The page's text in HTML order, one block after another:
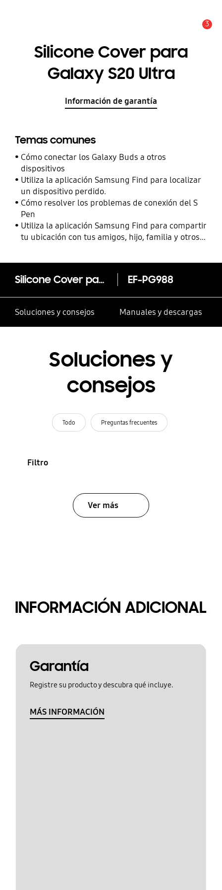
3
Silicone Cover para
Galaxy S20 Ultra
Información de garantía
Temas comunes
Cómo conectar los Galaxy Buds a otros
dispositivos
Utiliza la aplicación Samsung Find para localizar
un dispositivo perdido.
Cómo resolver los problemas de conexión del S
Pen
Utiliza la aplicación Samsung Find para compartir
tu ubicación con tus amigos, hijo, familia y otros
Silicone Cover para Galaxy S20 Ultra EF-PG988
Soluciones y consejos Manuales y descargas
Soluciones y
consejos
Todo Preguntas frecuentes
Filtro
Ver más
INFORMACIÓN ADICIONAL
Garantía
Registre su producto y descubra qué incluye.
MÁS INFORMACIÓN